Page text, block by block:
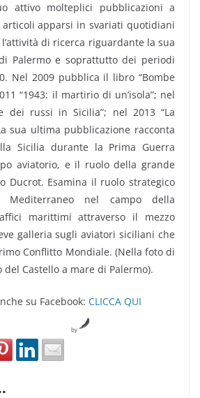
attivo molteplici pubblicazioni a
apparsi in svariati quotidiani
di ricerca riguardante la sua
Palermo e soprattutto dei periodi
Nel 2009 pubblica il libro “Bombe
“1943: il martirio di un’isola”; nel
dei russi in Sicilia”; nel 2013 “La
sua ultima pubblicazione racconta
Sicilia durante la Prima Guerra
aviatorio, e il ruolo della grande
Ducrot. Esamina il ruolo strategico
nel campo della
marittimi attraverso il mezzo
galleria sugli aviatori siciliani che
Conflitto Mondiale. (Nella foto di
Castello a mare di Palermo).
su Facebook: CLICCA QUI
by